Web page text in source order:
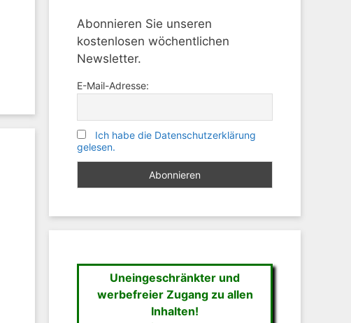
Abonnieren Sie unseren
kostenlosen wöchentlichen
Newsletter.
E-Mail-Adresse:
Ich habe die Datenschutzerklärung
gelesen.
Uneingeschränkter und
werbefreier Zugang zu allen
Inhalten!